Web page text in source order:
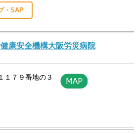
・SAP
康安全機構大阪労災病院
１７９番地の３